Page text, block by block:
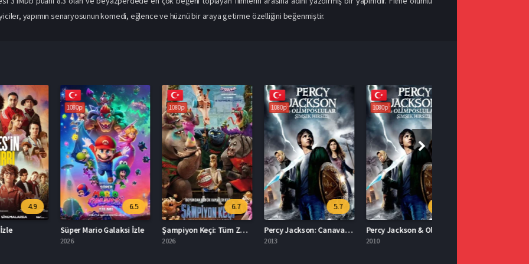
yapımın senaryosunun komedi, eğlence ve hüznü bir araya getirme özelliğini beğenmiştir.
4.9
1080p
6.5
Süper Mario Galaksi İzle
1080p
6.7
Şampiyon Keçi: Tüm Zamanların En İyisi Türkçe Dublaj İzle
1080p
5.7
Percy Jackson: Canavarlar Denizi Türkçe Dublaj İzle
1080p
5.9
Percy Jackson & Olimposlular: Şimşek Hırsızı 2010 İzle